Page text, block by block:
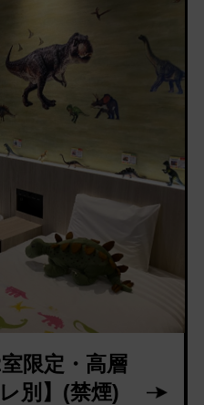
限定・高層
別】(禁煙)